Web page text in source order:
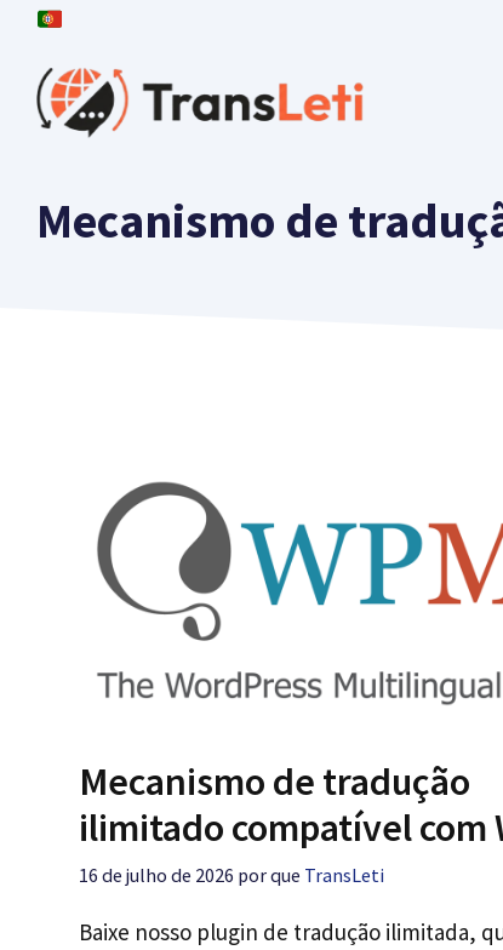
Saltar
conteúdo
Mecanismo de
Mecanismo de tradução
ilimitado compatível com
16 de julho de 2026 por que TransLeti
Baixe nosso plugin de tradução ilimitada,